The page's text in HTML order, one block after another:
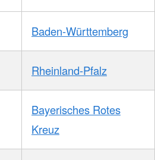
Baden-Württemberg
Rheinland-Pfalz
Bayerisches Rotes
Kreuz